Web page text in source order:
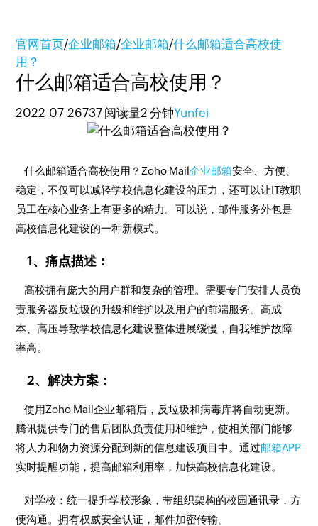
官网首页/企业邮箱/企业邮箱/什么邮箱适合高校使
用？
什么邮箱适合高校使用？
2022-07-26737 阅读量2 分钟Yunfei
什么邮箱适合高校使用？Zoho Mail企业邮箱安全、方便、
稳定，不仅可以减轻学校信息化建设的压力，还可以让IT教职
员工在核心业务上有更多的精力。可以说，邮件服务外包是
高校信息化建设的一种新模式。
1、痛点描述：
高校拥有庞大的用户群和复杂的管理。需要专门安排人员负
责服务器反垃圾的升级和维护以及用户的前端服务。高成
本、高压导致学校信息化建设整体进展缓慢，自我维护故障
率高。
2、解决方案：
使用Zoho Mail企业邮箱后，反垃圾和病毒库将自动更新。
腾讯提供专门的售后团队负责使用和维护，使相关部门能够
将人力和物力资源分配到新的信息建设项目中。通过邮箱APP
实时提醒功能，提高邮箱利用率，加快高校信息化建设。
对学校：统一提升学校形象，带组织架构的校园通讯录，方
便沟通。拥有权威安全认证，邮件加密传输。